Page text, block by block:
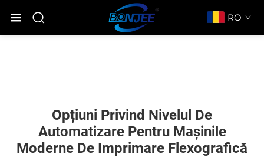
RO
Opțiuni Privind Nivelul De
Automatizare Pentru Mașinile
Moderne De Imprimare Flexografică